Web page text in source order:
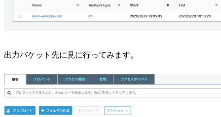
出力バケット先に見に行ってみます。